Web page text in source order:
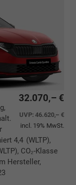
32.070,– €
UVP:46.620,– €
incl. 19% MwSt.
4,4 (WLTP),
CO₂-Klasse
Hersteller,